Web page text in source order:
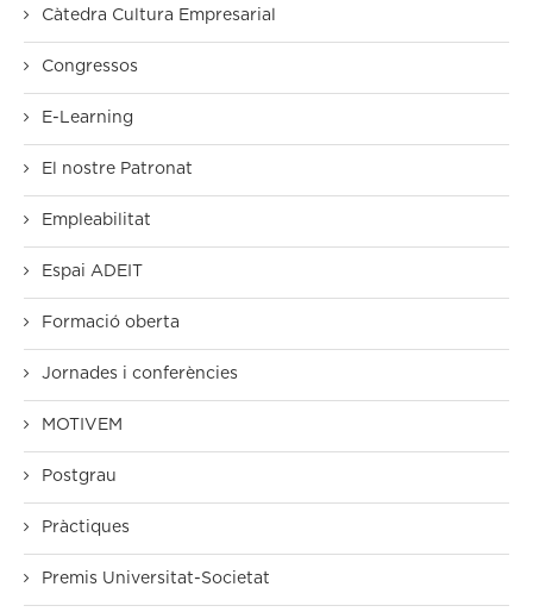
Càtedra Cultura Empresarial
Congressos
E-Learning
El nostre Patronat
Empleabilitat
Espai ADEIT
Formació oberta
Jornades i conferències
MOTIVEM
Postgrau
Pràctiques
Premis Universitat-Societat